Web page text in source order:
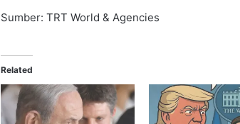
Sumber: TRT World & Agencies
Related